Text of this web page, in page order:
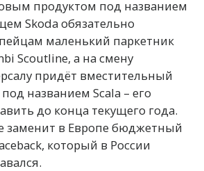
продуктом под названием
Skoda обязательно
маленький паркетник
Scoutline, а на смену
придёт вместительный
названием Scala – его
до конца текущего года.
заменит в Европе бюджетный
который в России